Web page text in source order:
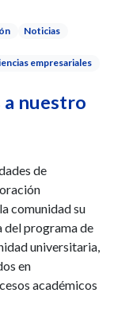
Noticias
empresariales
a nuestro
de
comunidad su
del programa de
universitaria,
en
académicos